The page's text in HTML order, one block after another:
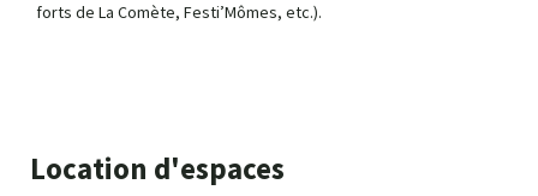
forts de La Comète, Festi’Mômes, etc.).
Location d'espaces